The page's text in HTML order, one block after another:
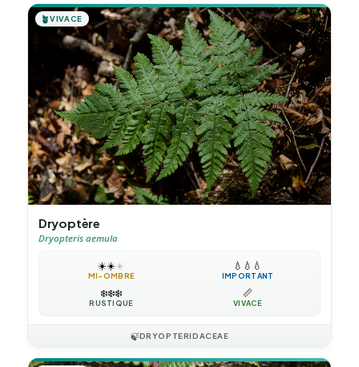
🪴VIVACE
Dryoptère
Dryopteris aemula
☀️☀️☀️
MI-OMBRE
💧 💧 💧
IMPORTANT
❄️❄️❄️
RUSTIQUE
📏
VIVACE
🍃DRYOPTERIDACEAE